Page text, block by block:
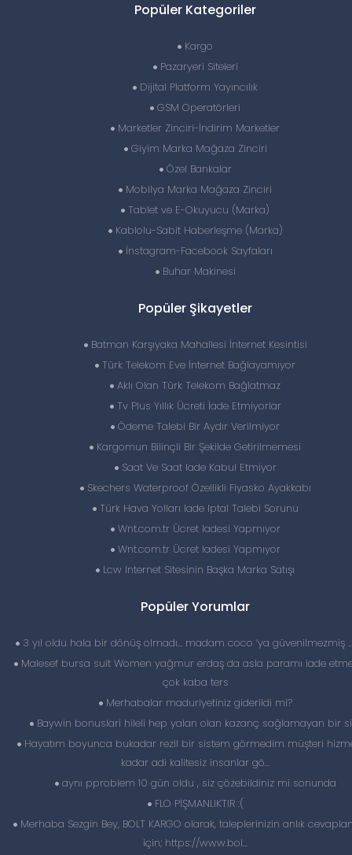
Popüler Kategoriler
Kargo
Pazaryeri Siteleri
Dijital Platform Yayıncılık
GSM Operatörleri
Marketler Zinciri-İndirim Marketler
Giyim Marka Mağaza Zinciri
Özel Bankalar
Mobilya Marka Mağaza Zinciri
Tablet ve E-Okuyucu (Marka)
Kablolu-Sabit Haberleşme (Marka)
İnstagram-Facebook Sayfaları
Buhar Makinesi
Popüler Şikayetler
Batman Karşıyaka Mahallesi İnternet Kesintisi
Türk Telekom Eve İnternet Bağlayamıyor
Aklı Olan Türk Telekom Bağlatmaz
Tv Plus Yıllık Ücreti İade Etmiyorlar
Ödeme Talebi Bir Aydır Verilmiyor
Kargomun Bilinçli Bir Şekilde Getirilmemesi
Saat Ve Saat Iade Kabul Etmiyor
Skechers Waterproof Özellikli Fiyasko Ayakkabı
Türk Hava Yolları Iade Iptal Talebi Sorunu
Wnt.com.tr Ücret Iadesi Yapmıyor
Wnt.com.tr Ücret Iadesi Yapmıyor
Lcw Internet Sitesinin Başka Marka Satışı
Popüler Yorumlar
3 yıl oldu hala bir dönüş olmadı… madam coco ‘ya güvenilmezmiş
Malesef bursa suit Women yağmur erdaş da asla paramı iade
çok kaba ters
Merhabalar maduriyetiniz giderildi mi?
Baywin bonuslari hileli hep yalan olan kazanç sağlamayan bir
Hayatım boyunca bukadar rezil bir sistem görmedim müşteri
kadar adi kalitesiz insanlar gö...
aynı pproblem 10 gün oldu , siz çözebildiniz mi sonunda
FLO PİŞMANLIKTIR :(
Merhaba Sezgin Bey, BOLT KARGO olarak, taleplerinizin anlık
için; https://www.bol...